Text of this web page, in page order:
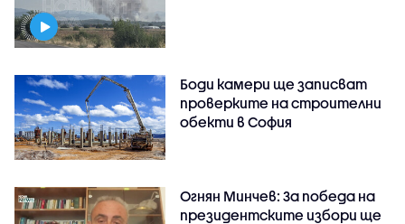
Боди камери ще записват
проверките на строителни
обекти в София
Огнян Минчев: За победа на
президентските избори ще